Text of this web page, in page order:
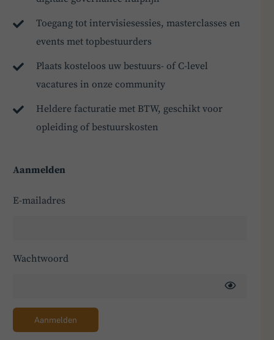
Toegang tot intervisiesessies, masterclasses en
events met topbestuurders
Plaats kosteloos uw bestuurs- of C-level
vacatures in onze community
Heldere facturatie met BTW, geschikt voor
opleiding of bestuurskosten
Aanmelden
E-mailadres
Wachtwoord
Aanmelden